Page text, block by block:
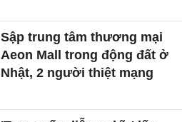
Sập trung tâm thương mại
Aeon Mall trong động đất ở
Nhật, 2 người thiệt mạng